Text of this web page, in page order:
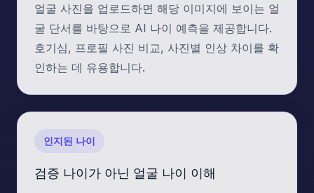
얼굴 사진을 업로드하면 해당 이미지에 보이는 얼
굴 단서를 바탕으로 AI 나이 예측을 제공합니다.
호기심, 프로필 사진 비교, 사진별 인상 차이를 확
인하는 데 유용합니다.
인지된 나이
검증 나이가 아닌 얼굴 나이 이해